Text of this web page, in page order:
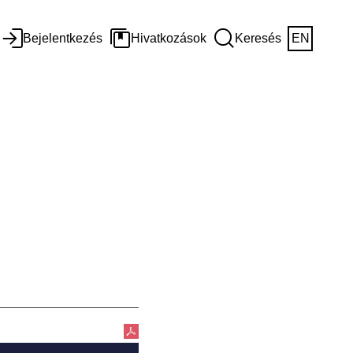
Bejelentkezés Hivatkozások Keresés EN